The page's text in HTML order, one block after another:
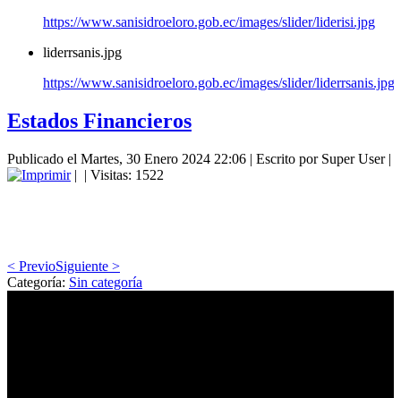
https://www.sanisidroeloro.gob.ec/images/slider/liderisi.jpg
liderrsanis.jpg
https://www.sanisidroeloro.gob.ec/images/slider/liderrsanis.jpg
Estados Financieros
Publicado el Martes, 30 Enero 2024 22:06 | Escrito por Super User|
| | Visitas: 1522
< PrevioSiguiente >
Categoría: Sin categoría